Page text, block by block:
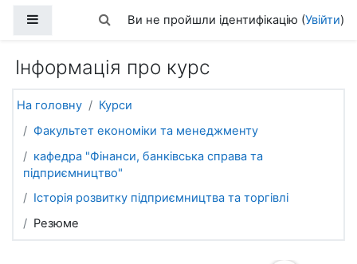
Бокова панельПереключити введення пошуку
Ви не пройшли ідентифікацію (Увійти)
Інформація про курс
На головну
Курси
Факультет економіки та менеджменту
кафедра "Фінанси, банківська справа та
підприємництво"
Історія розвитку підприємництва та торгівлі
Резюме